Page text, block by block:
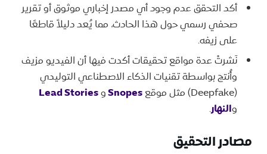
أكد التحقق عدم وجود أي مصدر إخباري موثوق أو تقرير
صحفي رسمي حول هذا الحادث، مما يُعد دليلاً قاطعًا
على زيفه.
نَشرتْ عدة مواقع تحقيقات أكدت فيها أن الفيديو مزيف
وأُنتج بواسطة تقنيات الذكاء الاصطناعي التوليدي
(Deepfake) مثل موقع
SnopesوLead Stories
والنهار.
مصادر التحقيق